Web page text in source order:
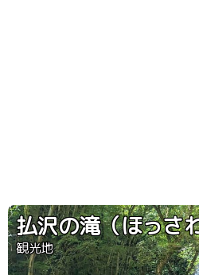
払沢の滝（ほっさ
観光地